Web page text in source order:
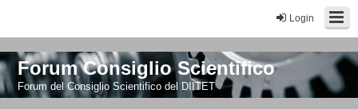
Login
Forum Consiglio Scientifico
Forum del Consiglio Scientifico del DIITET